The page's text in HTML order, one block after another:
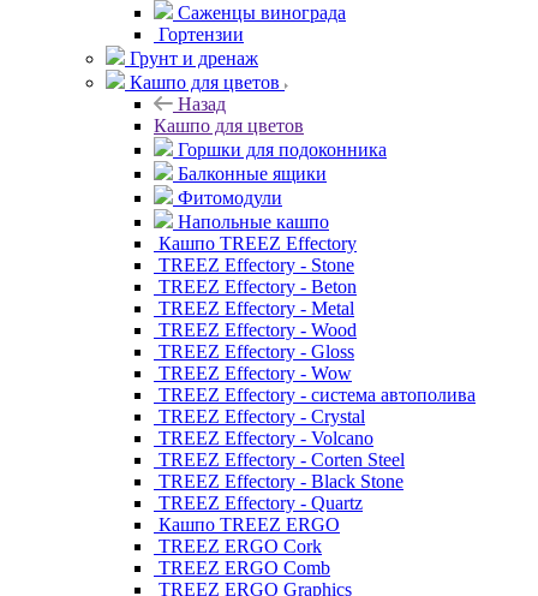
Саженцы винограда
Гортензии
Грунт и дренаж
Кашпо для цветов
Назад
Кашпо для цветов
Горшки для подоконника
Балконные ящики
Фитомодули
Напольные кашпо
Кашпо TREEZ Effectory
TREEZ Effectory - Stone
TREEZ Effectory - Beton
TREEZ Effectory - Metal
TREEZ Effectory - Wood
TREEZ Effectory - Gloss
TREEZ Effectory - Wow
TREEZ Effectory - система автополива
TREEZ Effectory - Crystal
TREEZ Effectory - Volcano
TREEZ Effectory - Corten Steel
TREEZ Effectory - Black Stone
TREEZ Effectory - Quartz
Кашпо TREEZ ERGO
TREEZ ERGO Cork
TREEZ ERGO Comb
TREEZ ERGO Graphics